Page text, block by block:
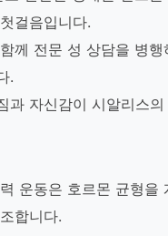
걸음입니다.
께 전문 성 상담을 병행
.
과 자신감이 시알리스
운동은 호르몬 균형을
합니다.